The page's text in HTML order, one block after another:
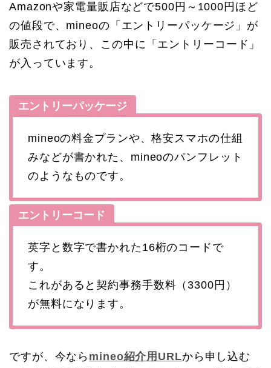
Amazonや家電量販店などで500円～1000円ほど
の値段で、mineoの「エントリーパッケージ」が
販売されており、この中に「エントリーコード」
が入っています。
エントリーパッケージ
mineoの料金プランや、格安スマホの仕組
みなどが書かれた、mineoのパンフレット
のようなものです。
エントリーコード
英字と数字で書かれた16桁のコードで
す。
これがあると契約事務手数料（3300円）
が無料になります。
ですが、今なら mineo紹介用URLから申し込む